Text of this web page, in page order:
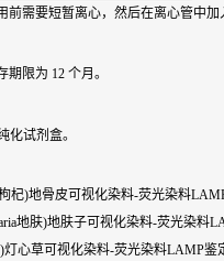
前需要短暂离心，然后在离心管中
限为 12 个月。
化试剂盒。
枸杞)地骨皮可视化染料-荧光染料
地肤)地肤子可视化染料-荧光染料
灯心草可视化染料-荧光染料LAMP鉴